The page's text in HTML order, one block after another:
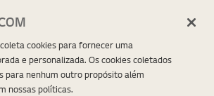
cookies para fornecer uma
e personalizada. Os cookies coletados
para nenhum outro propósito além
nossas políticas.